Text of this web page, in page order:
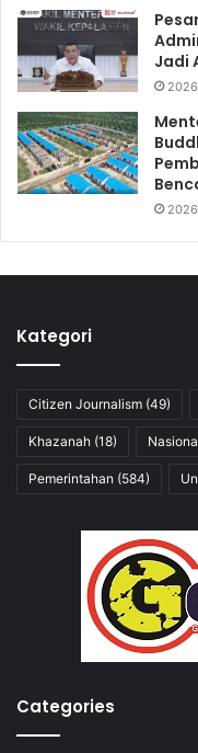
Jadi
Kategori
Citizen Journalism (49)
Khazanah (18)
Pemerintahan (584)
Categories